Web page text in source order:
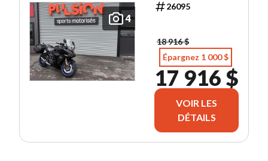
4
26095
18 916 $
Épargnez 1 000 $
17 916 $
VOIR LES
DÉTAILS